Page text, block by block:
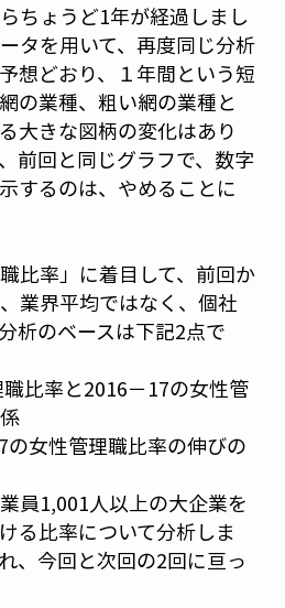
ちょうど1年が経過しまし
タを用いて、再度同じ分析
想どおり、１年間という短
の業種、粗い網の業種と
大きな図柄の変化はあり
前回と同じグラフで、数字
するのは、やめることに
比率」に着目して、前回か
業界平均ではなく、個社
析のベースは下記2点で
比率と2016－17の女性管
女性管理職比率の伸びの
員1,001人以上の大企業を
る比率について分析しま
、今回と次回の2回に亘っ